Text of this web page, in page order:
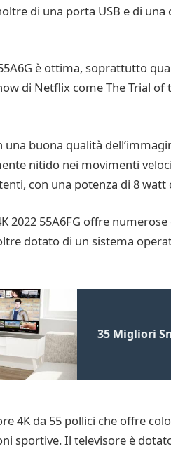
di una porta USB e di
è ottima, soprattutto
di Netflix come The Trial
buona qualità
nitido nei movimenti
con una potenza di 8 watt
2022 55A6FG offre
dotato di un sistema
35 Migliori
4K da 55 pollici che offre
sportive. Il televisore è